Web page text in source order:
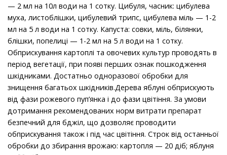
— 2 мл на 10л води на 1 сотку. Цибуля, часник: цибулева
муха, листоблішки, цибулевий трипс, цибулева міль — 1-2
мл на 5 л води на 1 сотку. Капуста: совки, міль, білянки,
блішки, попелиці — 1-2 мл на 5 л води на 1 сотку.
Обприскування картоплі та овочевих культур проводять в
період вегетації, при появі перших ознак пошкодження
шкідниками. Достатньо одноразової обробки для
знищення багатьох шкідників.Дерева яблуні обприскують
від фази рожевого пуп’янка і до фази цвітіння. За умови
дотримання рекомендованих норм витрати препарат
безпечний для бджіл, що дозволяє проводити
обприскування також і під час цвітіння. Строк від останньої
обробки до збирання врожаю: картопля — 20 діб; яблуня